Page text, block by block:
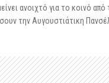
ανοιχτό για το κοινό από
την Αυγουστιάτικη